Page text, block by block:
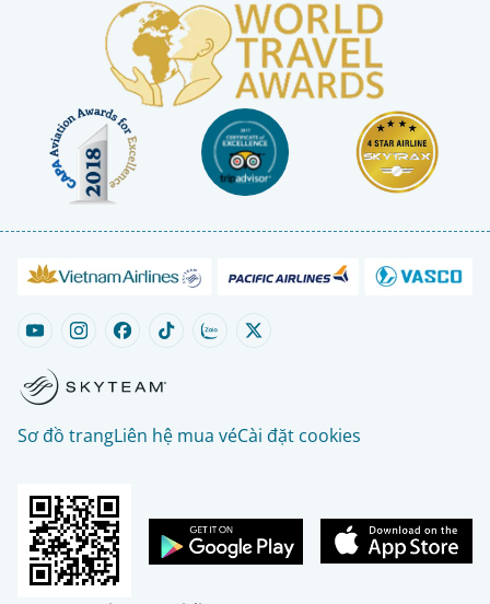
Sơ đồ trangLiên hệ mua véCài đặt cookies